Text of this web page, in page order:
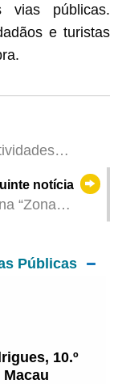
vias públicas.
e turistas
de amor pela
notícia
“Zona
dia do seu
Públicas
10.º